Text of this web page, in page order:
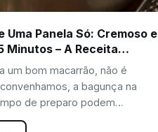
Uma Panela Só: Cremoso e
Minutos – A Receita
Seus Dias Corridos!
um bom macarrão, não é
a bagunça na
de preparo podem
um. E…